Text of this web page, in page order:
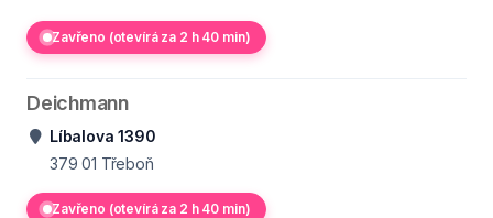
Zavřeno (otevírá za 2 h 40 min)
Deichmann
Líbalova 1390
379 01 Třeboň
Zavřeno (otevírá za 2 h 40 min)